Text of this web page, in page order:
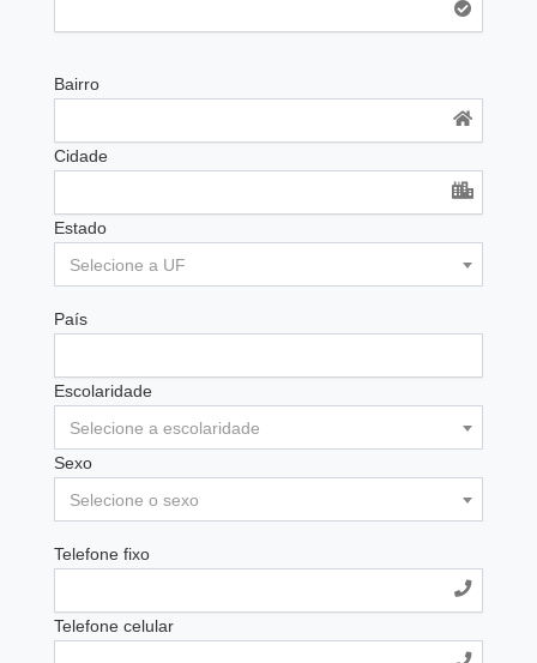
Bairro
Cidade
Estado
Selecione a UF
País
Escolaridade
Selecione a escolaridade
Sexo
Selecione o sexo
Telefone fixo
Telefone celular